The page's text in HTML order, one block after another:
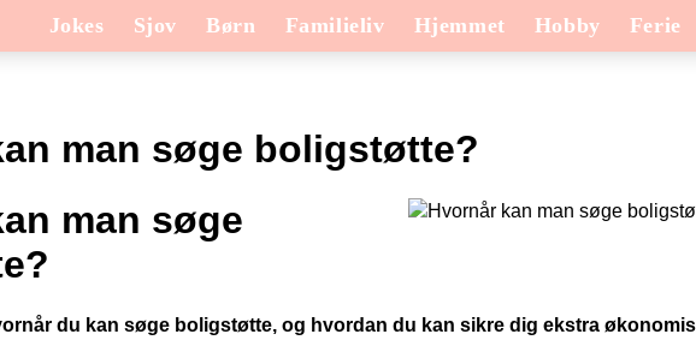
Jokes Sjov Børn Familieliv Hjemmet Hobby Ferie
man søge boligstøtte?
man søge
du kan søge boligstøtte, og hvordan du kan sikre dig ekstra